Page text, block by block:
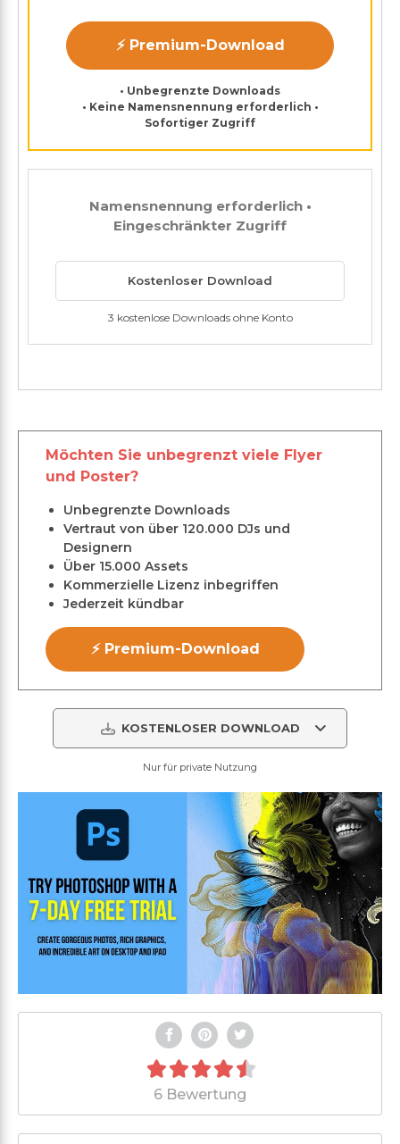
⚡ Premium-Download
• Unbegrenzte Downloads
• Keine Namensnennung erforderlich •
Sofortiger Zugriff
Namensnennung erforderlich •
Eingeschränkter Zugriff
Kostenloser Download
3 kostenlose Downloads ohne Konto
Möchten Sie unbegrenzt viele Flyer
und Poster?
Unbegrenzte Downloads
Vertraut von über 120.000 DJs und
Designern
Über 15.000 Assets
Kommerzielle Lizenz inbegriffen
Jederzeit kündbar
⚡ Premium-Download
KOSTENLOSER DOWNLOAD
Nur für private Nutzung
6 Bewertung